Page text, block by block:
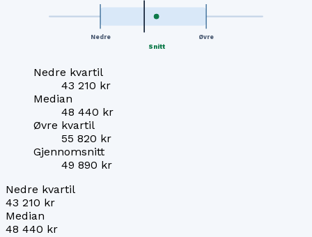
Nedre Øvre
Snitt
Nedre kvartil
43 210 kr
Median
48 440 kr
Øvre kvartil
55 820 kr
Gjennomsnitt
49 890 kr
Nedre kvartil
43 210 kr
Median
48 440 kr